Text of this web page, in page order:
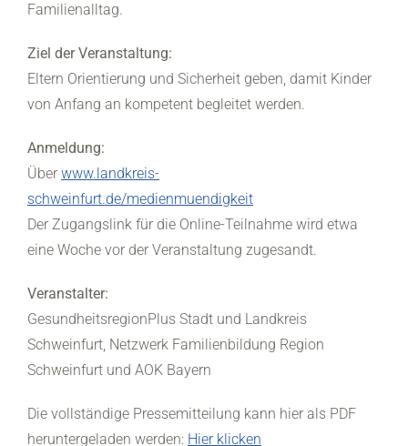
Familienalltag.
Ziel der Veranstaltung:
Eltern Orientierung und Sicherheit geben, damit Kinder
von Anfang an kompetent begleitet werden.
Anmeldung:
Über www.landkreis-
schweinfurt.de/medienmuendigkeit
Der Zugangslink für die Online-Teilnahme wird etwa
eine Woche vor der Veranstaltung zugesandt.
Veranstalter:
GesundheitsregionPlus Stadt und Landkreis
Schweinfurt, Netzwerk Familienbildung Region
Schweinfurt und AOK Bayern
Die vollständige Pressemitteilung kann hier als PDF
heruntergeladen werden: Hier klicken